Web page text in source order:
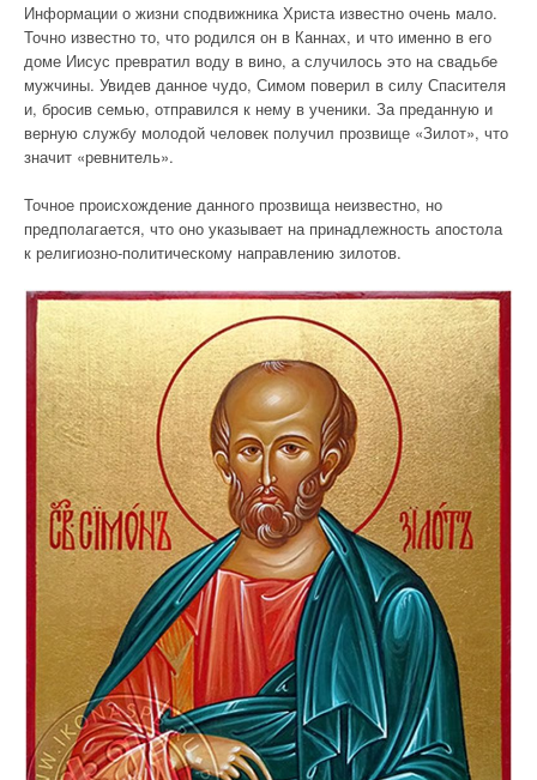
Информации о жизни сподвижника Христа известно очень мало.
Точно известно то, что родился он в Каннах, и что именно в его
доме Иисус превратил воду в вино, а случилось это на свадьбе
мужчины. Увидев данное чудо, Симом поверил в силу Спасителя
и, бросив семью, отправился к нему в ученики. За преданную и
верную службу молодой человек получил прозвище «Зилот», что
значит «ревнитель».
Точное происхождение данного прозвища неизвестно, но
предполагается, что оно указывает на принадлежность апостола
к религиозно-политическому направлению зилотов.